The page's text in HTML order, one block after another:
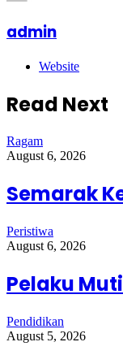
admin
Website
Read Next
Ragam
August 6, 2026
Semarak
Peristiwa
August 6, 2026
Pelaku
Pendidikan
August 5, 2026